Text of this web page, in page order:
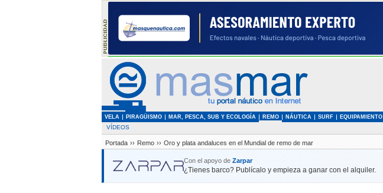
VELA PIRAGÜISMO MAR, PESCA, SUB Y ECOLOGÍA REMO NÁUTICA SURF EQUIPAMIENTO
VÍDEOS
Portada ›› Remo ›› Oro y plata andaluces en el Mundial de remo de mar
Con el apoyo de Zarpar
¿Tienes barco? Publícalo y empieza a ganar con el alquiler.